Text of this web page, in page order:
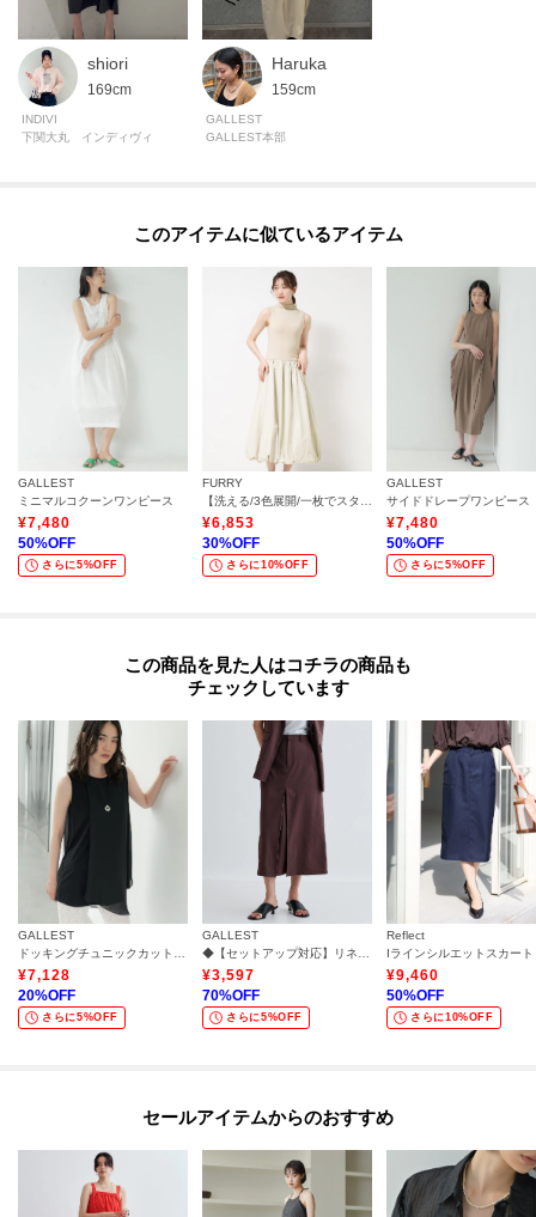
shiori
169cm
INDIVI
下関大丸 インディヴィ
Haruka
159cm
GALLEST
GALLEST本部
このアイテムに似ているアイテム
GALLEST
ミニマルコクーンワンピース
¥7,480
50%OFF
さらに5%OFF
FURRY
¥6,853
30%OFF
さらに10%OFF
GALLEST
¥7,480
50%OFF
さらに5%OFF
この商品を見た人はコチラの商品も
チェックしています
GALLEST
ドッキングチュニックカットソー
¥7,128
20%OFF
さらに5%OFF
GALLEST
◆【セットアップ対応】リネンライクボックスタックスカート【カセット服/通勤・オフィス】
¥3,597
70%OFF
さらに5%OFF
Reflect
Iラインシルエットスカート
¥9,460
50%OFF
さらに10%OFF
セールアイテムからのおすすめ